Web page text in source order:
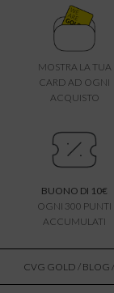
MOSTRA LA TUA
CARD AD OGNI
ACQUISTO
BUONO DI 10€
OGNI 300 PUNTI
ACCUMULATI
CVG GOLD / BLOG